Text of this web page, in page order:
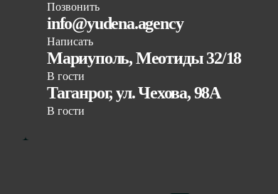
Позвонить
info@yudena.agency
Написать
Мариуполь, Меотиды 32/18
В гости
Таганрог, ул. Чехова, 98А
В гости